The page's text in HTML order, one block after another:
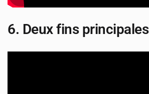
6. Deux fins principales